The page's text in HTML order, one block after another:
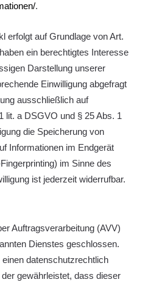
.
erfolgt auf Grundlage von Art.
ein berechtigtes Interesse
Darstellung unserer
Einwilligung abgefragt
ausschließlich auf
lit. a DSGVO und § 25 Abs. 1
die Speicherung von
Informationen im Endgerät
im Sinne des
ist jederzeit widerrufbar.
Auftragsverarbeitung (AVV)
Dienstes geschlossen.
datenschutzrechtlich
gewährleistet, dass dieser